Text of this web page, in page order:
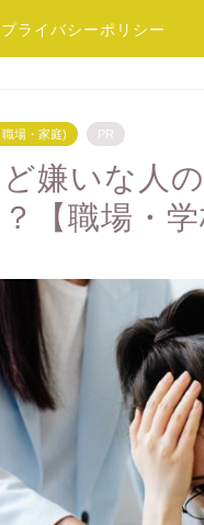
プライバシーポリシー
場・家庭) PR
嫌いな人
【職場・